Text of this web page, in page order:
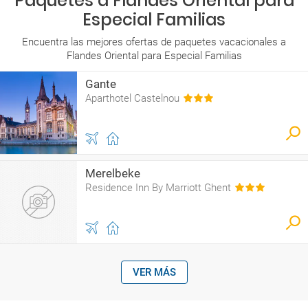
Especial Familias
Encuentra las mejores ofertas de paquetes vacacionales a
Flandes Oriental para Especial Familias
Gante
Aparthotel Castelnou
Merelbeke
Residence Inn By Marriott Ghent
VER MÁS